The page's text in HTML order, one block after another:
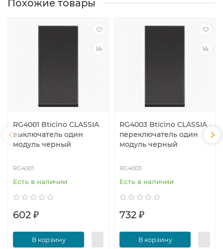
Похожие товары
RG4001 Bticino CLASSIA
выключатель один
модуль черный
RG4001
Есть в наличии
602 ₽
В корзину
RG4003 Bticino CLASSIA
переключатель один
модуль черный
RG4003
Есть в наличии
732 ₽
В корзину